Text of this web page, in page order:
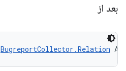
بعد از
BugreportCollector.Relation